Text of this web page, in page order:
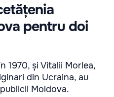
pentru doi
1970, și Vitalii Morlea,
din Ucraina, au
Moldova.